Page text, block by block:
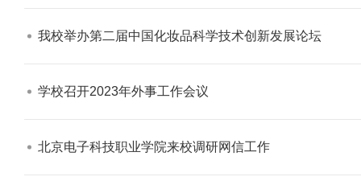
我校举办第二届中国化妆品科学技术创新发展论坛​
学校召开2023年外事工作会议​
北京电子科技职业学院来校调研网信工作​